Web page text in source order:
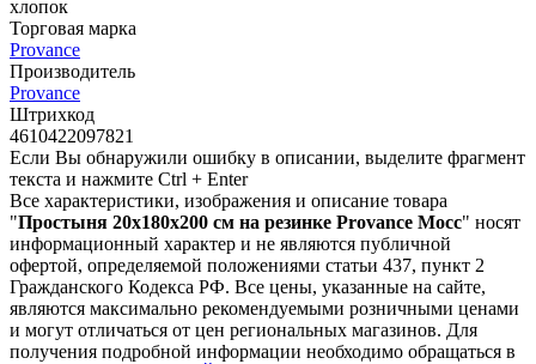
хлопок
Торговая марка
Provance
Производитель
Provance
Штрихкод
4610422097821
Если Вы обнаружили ошибку в описании, выделите фрагмент
текста и нажмите Ctrl + Enter
Все характеристики, изображения и описание товара
"Простыня 20х180х200 см на резинке Provance Мосс" носят
информационный характер и не являются публичной
офертой, определяемой положениями статьи 437, пункт 2
Гражданского Кодекса РФ. Все цены, указанные на сайте,
являются максимально рекомендуемыми розничными ценами
и могут отличаться от цен региональных магазинов. Для
получения подробной информации необходимо обращаться в